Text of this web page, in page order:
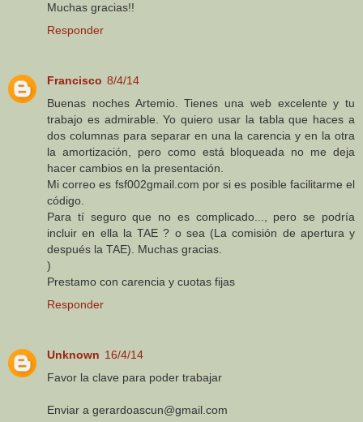
Muchas gracias!!
Responder
Francisco 8/4/14
Buenas noches Artemio. Tienes una web excelente y tu
trabajo es admirable. Yo quiero usar la tabla que haces a
dos columnas para separar en una la carencia y en la otra
la amortización, pero como está bloqueada no me deja
hacer cambios en la presentación.
Mi correo es fsf002gmail.com por si es posible facilitarme el
código.
Para tí seguro que no es complicado..., pero se podría
incluir en ella la TAE ? o sea (La comisión de apertura y
después la TAE). Muchas gracias.
)
Prestamo con carencia y cuotas fijas
Responder
Unknown 16/4/14
Favor la clave para poder trabajar
Enviar a gerardoascun@gmail.com